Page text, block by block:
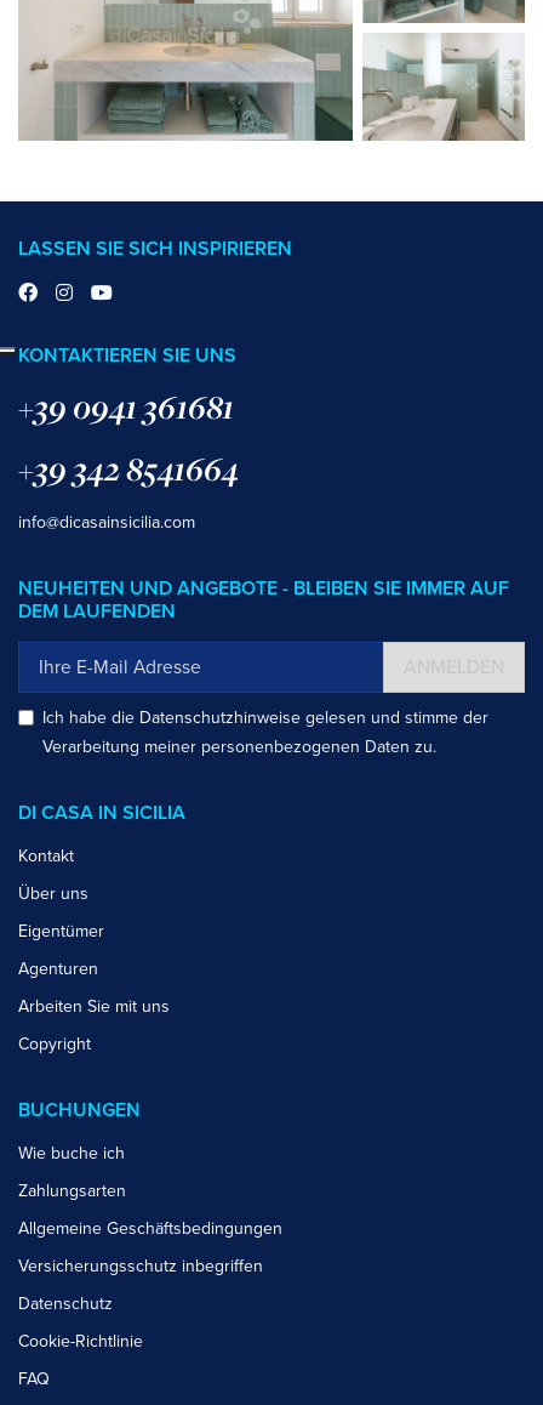
LASSEN SIE SICH INSPIRIEREN
KONTAKTIEREN SIE UNS
+39 0941 361681
+39 342 8541664
info@dicasainsicilia.com
NEUHEITEN UND ANGEBOTE - BLEIBEN SIE IMMER AUF
DEM LAUFENDEN
Ich habe die Datenschutzhinweise gelesen und stimme der
Verarbeitung meiner personenbezogenen Daten zu.
DI CASA IN SICILIA
Kontakt
Über uns
Eigentümer
Agenturen
Arbeiten Sie mit uns
Copyright
BUCHUNGEN
Wie buche ich
Zahlungsarten
Allgemeine Geschäftsbedingungen
Versicherungsschutz inbegriffen
Datenschutz
Cookie-Richtlinie
FAQ